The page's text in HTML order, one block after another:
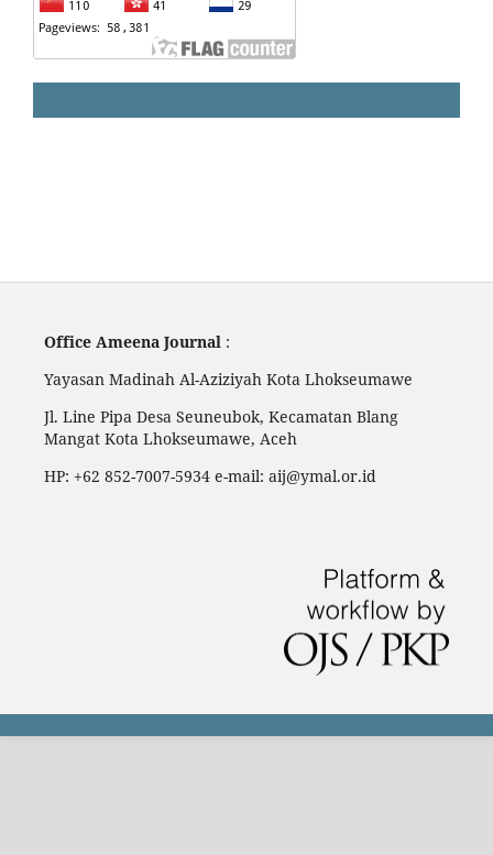
Office Ameena Journal:
Yayasan Madinah Al-Aziziyah Kota Lhokseumawe
Jl. Line Pipa Desa Seuneubok, Kecamatan Blang
Mangat Kota Lhokseumawe, Aceh
HP: +62 852-7007-5934 e-mail: aij@ymal.or.id